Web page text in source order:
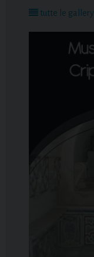
tutte le gallery